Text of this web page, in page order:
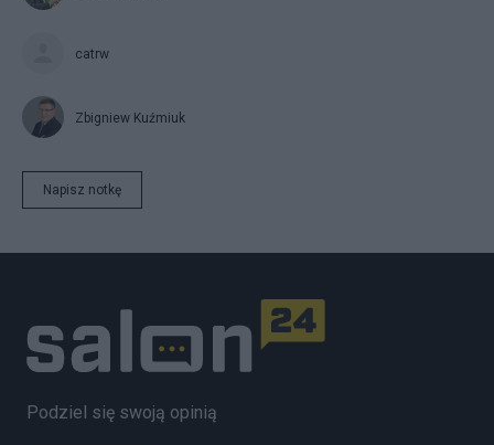
catrw
Zbigniew Kuźmiuk
Napisz notkę
Podziel się swoją opinią